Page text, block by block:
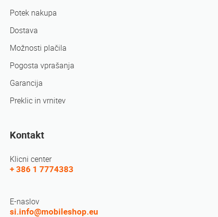
Potek nakupa
Dostava
Možnosti plačila
Pogosta vprašanja
Garancija
Preklic in vrnitev
Kontakt
Klicni center
+ 386 1 7774383
E-naslov
si.info@mobileshop.eu